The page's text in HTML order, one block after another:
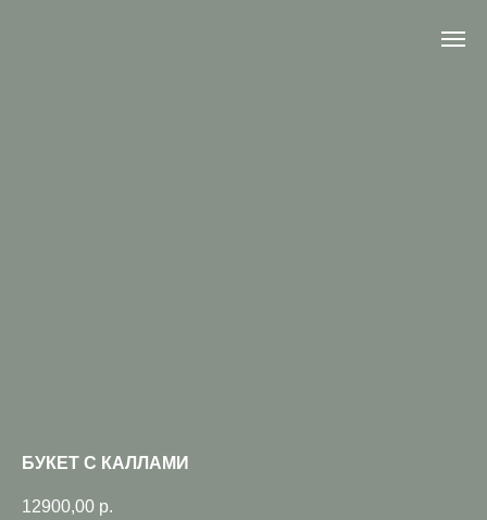
БУКЕТ С КАЛЛАМИ
12900,00 р.